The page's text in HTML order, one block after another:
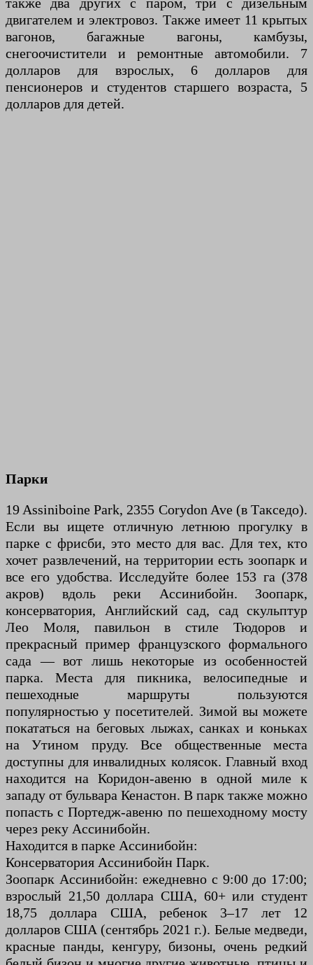
двигателем и электровоз. Также имеет 11 крытых
вагонов, багажные вагоны, камбузы,
снегоочистители и ремонтные автомобили. 7
долларов для взрослых, 6 долларов для
пенсионеров и студентов старшего возраста, 5
долларов для детей.
Парки
19 Assiniboine Park, 2355 Corydon Ave (в Такседо).
Если вы ищете отличную летнюю прогулку в
парке с фрисби, это место для вас. Для тех, кто
хочет развлечений, на территории есть зоопарк и
все его удобства. Исследуйте более 153 га (378
акров) вдоль реки Ассинибойн. Зоопарк,
консерватория, Английский сад, сад скульптур
Лео Моля, павильон в стиле Тюдоров и
прекрасный пример французского формального
сада — вот лишь некоторые из особенностей
парка. Места для пикника, велосипедные и
пешеходные маршруты пользуются
популярностью у посетителей. Зимой вы можете
покататься на беговых лыжах, санках и коньках
на Утином пруду. Все общественные места
доступны для инвалидных колясок. Главный вход
находится на Коридон-авеню в одной миле к
западу от бульвара Кенастон. В парк также можно
попасть с Портедж-авеню по пешеходному мосту
через реку Ассинибойн.
Находится в парке Ассинибойн:
Консерватория Ассинибойн Парк.
Зоопарк Ассинибойн: ежедневно с 9:00 до 17:00;
взрослый 21,50 доллара США, 60+ или студент
18,75 доллара США, ребенок 3–17 лет 12
долларов США (сентябрь 2021 г.). Белые медведи,
красные панды, кенгуру, бизоны, очень редкий